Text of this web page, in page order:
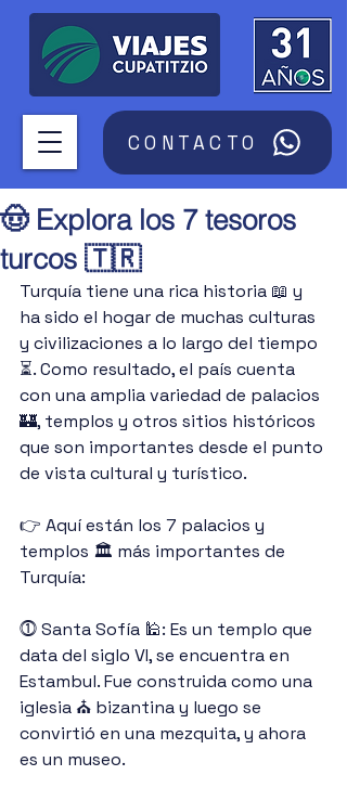
CONTACTO
🤠 Explora los 7 tesoros
turcos 🇹🇷
Turquía tiene una rica historia 📖 y
ha sido el hogar de muchas culturas
y civilizaciones a lo largo del tiempo
⏳. Como resultado, el país cuenta
con una amplia variedad de palacios
🏰, templos y otros sitios históricos
que son importantes desde el punto
de vista cultural y turístico.
👉 Aquí están los 7 palacios y
templos 🏛 más importantes de
Turquía:
⓵ Santa Sofía 🕌: Es un templo que
data del siglo VI, se encuentra en
Estambul. Fue construida como una
iglesia ⛪️ bizantina y luego se
convirtió en una mezquita, y ahora
es un museo.